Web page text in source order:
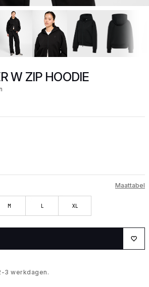
W ZIP HOODIE
Maattabel
M L XL
3 werkdagen.